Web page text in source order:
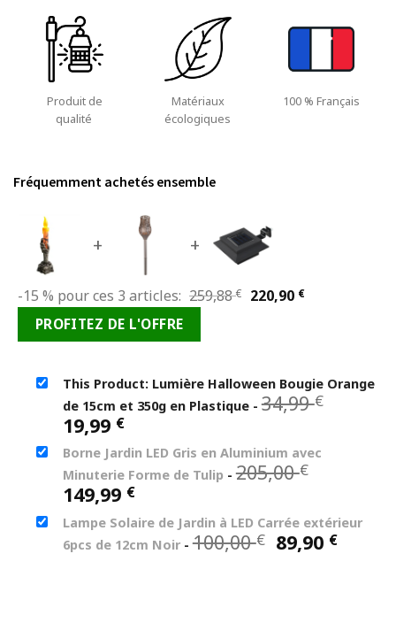
Produit de
qualité
Matériaux
écologiques
100 % Français
Fréquemment achetés ensemble
+ +
-15 % pour ces 3 articles: 259,88€
Le
259,88 €.
220,90 €Le
220,90 €.
PROFITEZ DE L'OFFRE
This Product: Lumière Halloween Bougie Orange
de 15cm et 350g en Plastique -34,99€
19,99 €Le
prix
actuel
est :
19,99 €.
Borne Jardin LED Gris en Aluminium avec
Minuterie Forme de Tulip -205,00€
était :
205,00 €.
149,99 €Le
prix
actuel
est :
Lampe Solaire de Jardin à LED Carrée extérieur
6pcs de 12cm Noir -100,00€ Le
prix
89,90 €Le